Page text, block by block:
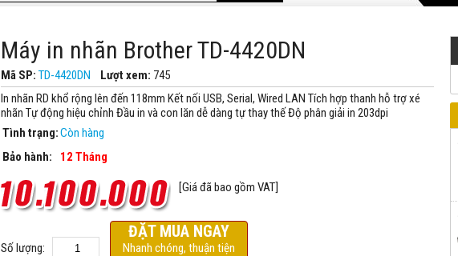
Máy in nhãn Brother TD-4420DN
Mã SP: TD-4420DN Lượt xem: 745
In nhãn RD khổ rộng lên đến 118mm Kết nối USB, Serial, Wired LAN Tích hợp thanh hỗ trợ xé
nhãn Tự động hiệu chỉnh Đầu in và con lăn dễ dàng tự thay thế Độ phân giải in 203dpi
Tình trạng:Còn hàng
Bảo hành:
12 Tháng
[Giá đã bao gồm VAT]
Số lượng:
ĐẶT MUA NGAY
Nhanh chóng, thuận tiện